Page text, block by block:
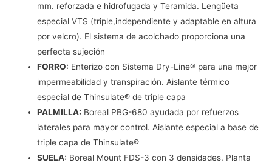
mm. reforzada e hidrofugada y Teramida. Lengüeta
especial VTS (triple,independiente y adaptable en altura
por velcro). El sistema de acolchado proporciona una
perfecta sujeción
FORRO: Enterizo con Sistema Dry-Line® para una mejor
impermeabilidad y transpiración. Aislante térmico
especial de Thinsulate® de triple capa
PALMILLA: Boreal PBG-680 ayudada por refuerzos
laterales para mayor control. Aislante especial a base de
triple capa de Thinsulate®
SUELA: Boreal Mount FDS-3 con 3 densidades. Planta